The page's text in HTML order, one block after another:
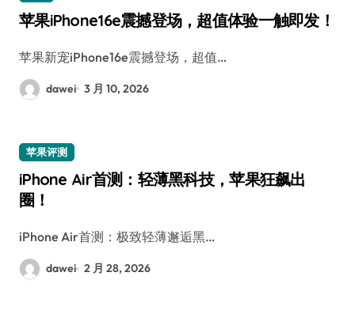
苹果iPhone16e震撼登场，超值体验一触即发！
苹果新宠iPhone16e震撼登场，超值…
dawei 3 月 10, 2026
苹果评测
iPhone Air首测：轻薄黑科技，苹果狂飙出
圈！
iPhone Air首测：极致轻薄邂逅黑…
dawei 2 月 28, 2026